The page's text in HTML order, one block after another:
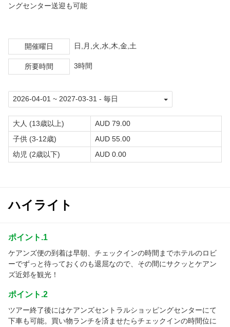
グループ会社「どきどきヤンバルンチャー」
ングセンター送迎も可能
開催曜日 日,月,火,水,木,金,土
所要時間 3時間
大人 (13歳以上)
AUD 79.00
子供 (3-12歳)
AUD 55.00
幼児 (2歳以下)
AUD 0.00
ハイライト
ポイント.1
ケアンズ便の到着は早朝、チェックインの時間までホテルのロビ
ーでずっと待っておくのも退屈なので、その間にサクッとケアン
ズ近郊を観光！
ポイント.2
ツアー終了後にはケアンズセントラルショッピングセンターにて
下車も可能。買い物ランチを済ませたらチェックインの時間位に